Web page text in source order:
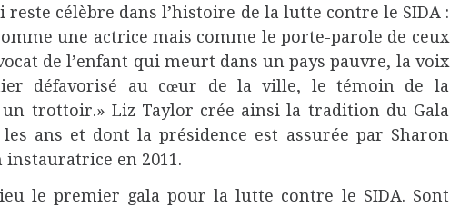
célèbre dans l’histoire de la lutte contre le SIDA :
une actrice mais comme le porte-parole de ceux
de l’enfant qui meurt dans un pays pauvre, la voix
défavorisé au cœur de la ville, le témoin de la
trottoir.» Liz Taylor crée ainsi la tradition du Gala
ans et dont la présidence est assurée par Sharon
instauratrice en 2011.
le premier gala pour la lutte contre le SIDA. Sont